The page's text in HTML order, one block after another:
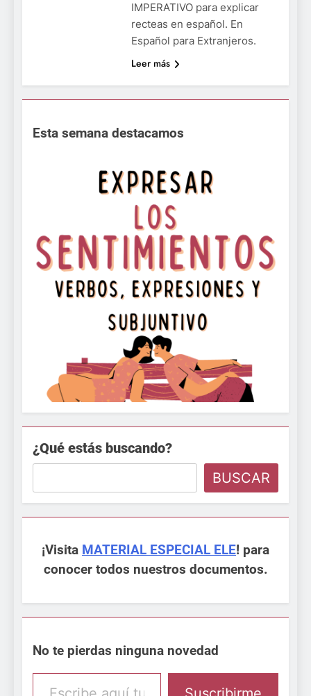
IMPERATIVO para explicar
recteas en español. En
Español para Extranjeros.
Leer más
Esta semana destacamos
¿Qué estás buscando?
BUSCAR
¡Visita MATERIAL ESPECIAL ELE! para
conocer todos nuestros documentos.
No te pierdas ninguna novedad
Escribe aquí tu email